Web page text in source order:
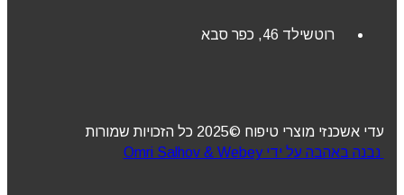
רוטשילד 46, כפר סבא
עדי אשכנזי מוצרי טיפוח ©2025 כל הזכויות שמורות
נבנה באהבה על ידי Omri Salhov & Webey